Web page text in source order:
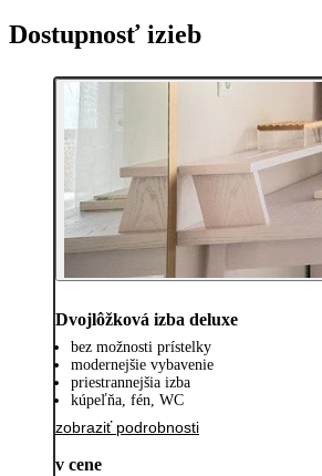
Dostupnosť izieb
Dvojlôžková izba deluxe
bez možnosti prístelky
modernejšie vybavenie
priestrannejšia izba
kúpeľňa, fén, WC
zobraziť podrobnosti
v cene